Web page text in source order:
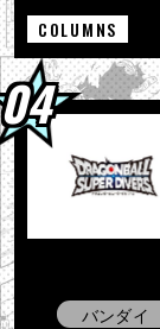
COLUMNS
バンダイ